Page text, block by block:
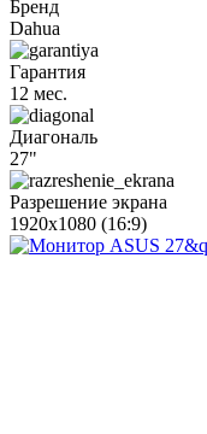
Бренд
Dahua
Гарантия
12 мес.
Диагональ
27"
Разрешение экрана
1920x1080 (16:9)